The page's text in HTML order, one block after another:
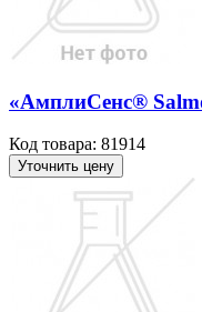
«АмплиСенс®
Код товара: 81914
Уточнить цену